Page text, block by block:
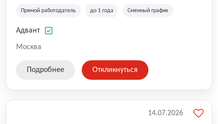
зарегистрирована в Санкт-Петербурге и
лиц и коммерческих организаций.
Прямой работодатель до 1 года Сменный график
Адвант
Москва
Подробнее Откликнуться
14.07.2026